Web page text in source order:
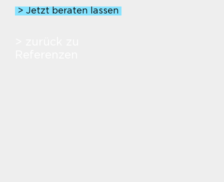
> Jetzt beraten lassen